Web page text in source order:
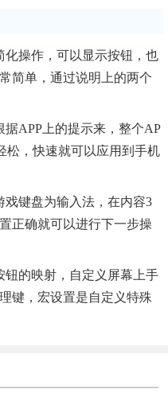
化操作，可以显示按钮，也
简单，通过说明上的两个
APP上的提示来，整个AP
松，快速就可以应用到手机
键盘为输入法，在内容3
正确就可以进行下一步操
钮的映射，自定义屏幕上手
键，宏设置是自定义特殊